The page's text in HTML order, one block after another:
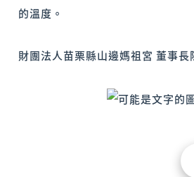
的溫度。
財團法人苗栗縣山邊媽祖宮 董事長